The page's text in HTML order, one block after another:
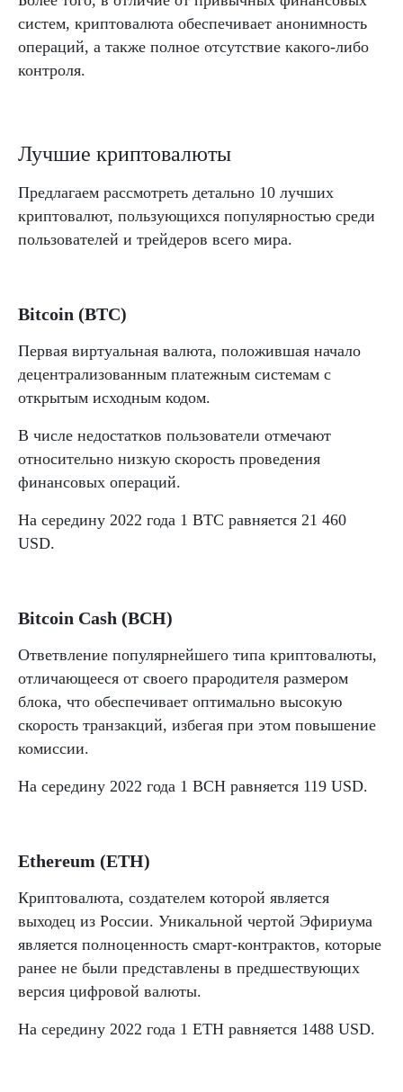
систем, криптовалюта обеспечивает анонимность
операций, а также полное отсутствие какого-либо
контроля.
Лучшие криптовалюты
Предлагаем рассмотреть детально 10 лучших
криптовалют, пользующихся популярностью среди
пользователей и трейдеров всего мира.
Bitcoin (BTC)
Первая виртуальная валюта, положившая начало
децентрализованным платежным системам с
открытым исходным кодом.
В числе недостатков пользователи отмечают
относительно низкую скорость проведения
финансовых операций.
На середину 2022 года 1 BTC равняется 21 460
USD.
Bitcoin Cash (BCH)
Ответвление популярнейшего типа криптовалюты,
отличающееся от своего прародителя размером
блока, что обеспечивает оптимально высокую
скорость транзакций, избегая при этом повышение
комиссии.
На середину 2022 года 1 BCH равняется 119 USD.
Ethereum (ETH)
Криптовалюта, создателем которой является
выходец из России. Уникальной чертой Эфириума
является полноценность смарт-контрактов, которые
ранее не были представлены в предшествующих
версия цифровой валюты.
На середину 2022 года 1 ETH равняется 1488 USD.